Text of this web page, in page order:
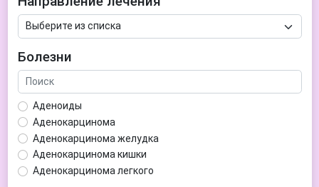
Болезни
Аденоиды
Аденокарцинома
Аденокарцинома желудка
Аденокарцинома кишки
Аденокарцинома легкого